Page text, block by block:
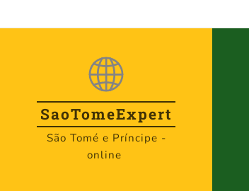
SaoTomeExpert
São Tomé e Príncipe -
online